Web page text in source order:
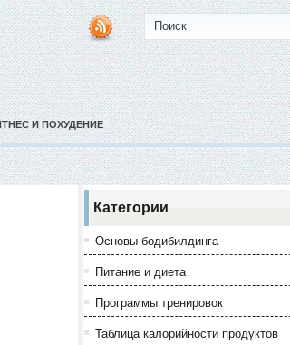
И ПОХУДЕНИЕ
Категории
Основы бодибилдинга
Питание и диета
Программы тренировок
Таблица калорийности продуктов